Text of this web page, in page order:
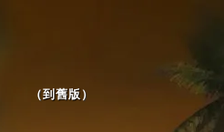
（到舊版 ）